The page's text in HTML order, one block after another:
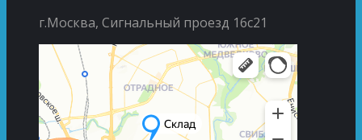
г.Москва, Сигнальный проезд 16с21